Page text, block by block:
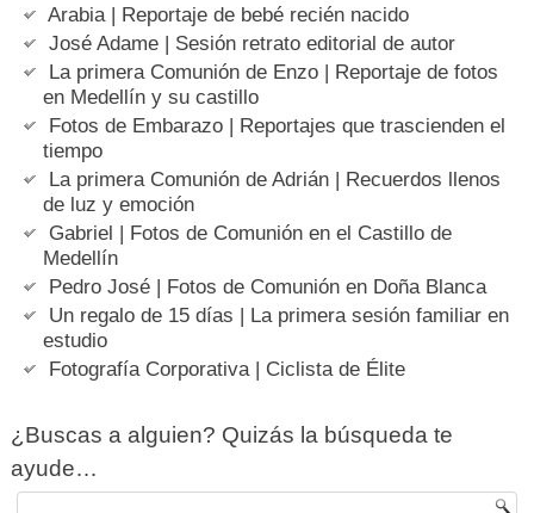
Arabia | Reportaje de bebé recién nacido
José Adame | Sesión retrato editorial de autor
La primera Comunión de Enzo | Reportaje de fotos
en Medellín y su castillo
Fotos de Embarazo | Reportajes que trascienden el
tiempo
La primera Comunión de Adrián | Recuerdos llenos
de luz y emoción
Gabriel | Fotos de Comunión en el Castillo de
Medellín
Pedro José | Fotos de Comunión en Doña Blanca
Un regalo de 15 días | La primera sesión familiar en
estudio
Fotografía Corporativa | Ciclista de Élite
¿Buscas a alguien? Quizás la búsqueda te
ayude…